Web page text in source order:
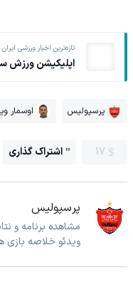
تازه‌ترین اخبار ورزشی
اپلیکیشن ورزش
پرسپولیس اوسمار
17 اشتراک گذاری
پرسپولیس
مشاهده برنامه و
ویدئو خلاصه بازی